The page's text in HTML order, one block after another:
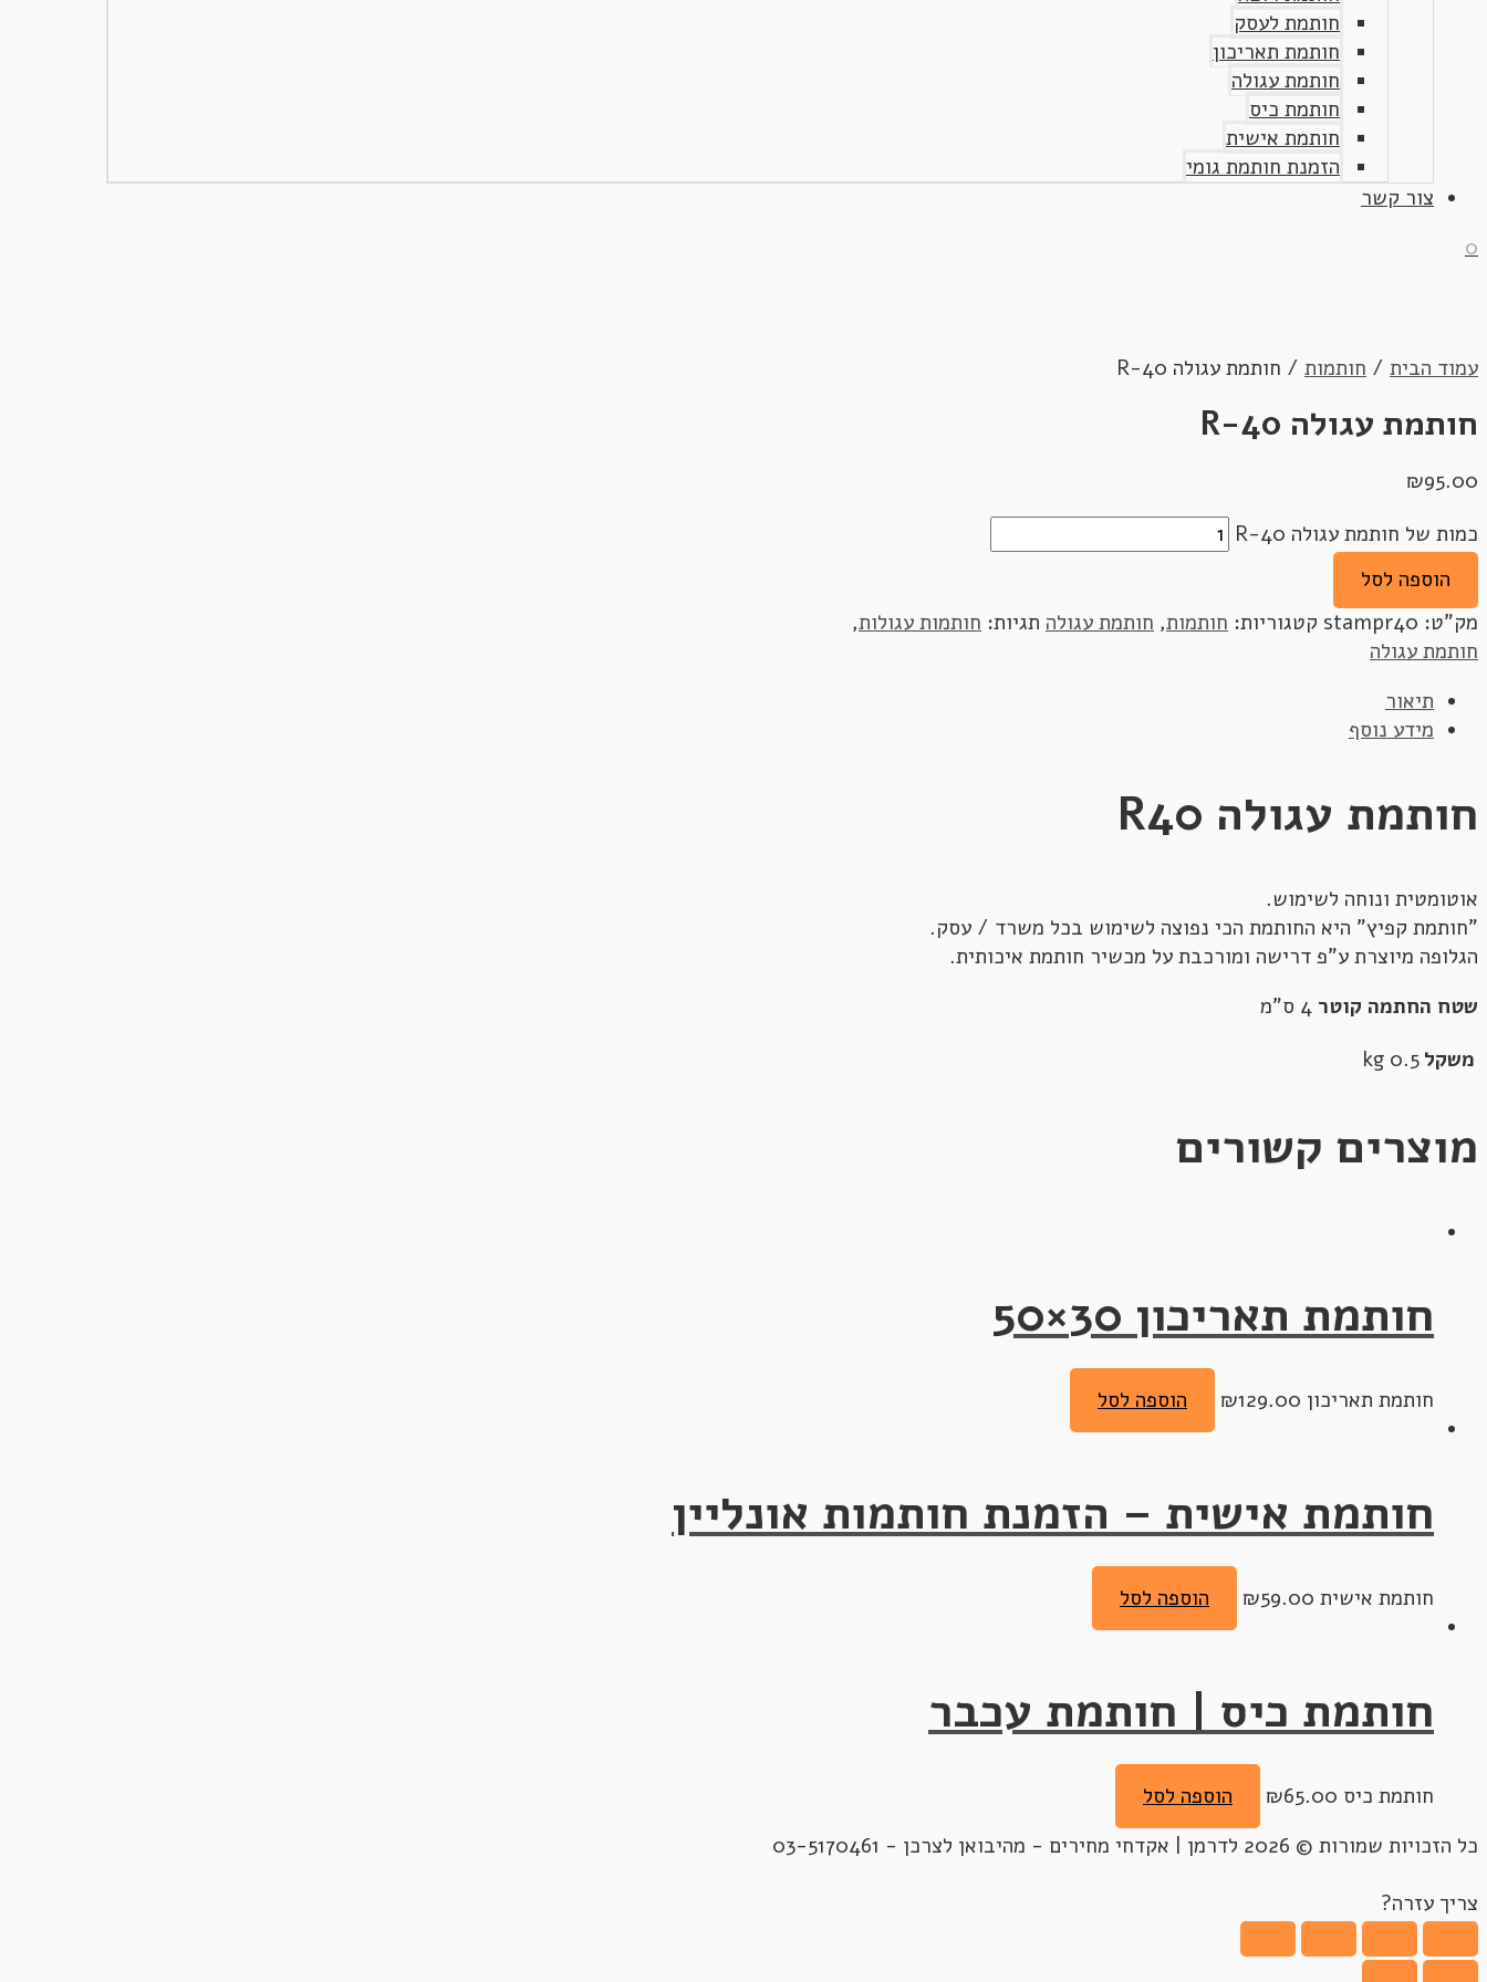
חותמת לעסק
חותמת תאריכון
חותמת עגולה
חותמת כיס
חותמת אישית
הזמנת חותמת גומי
צור קשר
0
עמוד הבית / חותמות / חותמת עגולה R-40
חותמת עגולה R-40
₪95.00
כמות של חותמת עגולה R-40
הוספה לסל
מק"ט: stampr40 קטגוריות: חותמות, חותמת עגולה תגיות: חותמות עגולות,
חותמת עגולה
תיאור
מידע נוסף
חותמת עגולה R40
אוטומטית ונוחה לשימוש.
"חותמת קפיץ" היא החותמת הכי נפוצה לשימוש בכל משרד / עסק.
הגלופה מיוצרת ע"פ דרישה ומורכבת על מכשיר חותמת איכותית.
שטח החתמה קוטר
משקל0.5 kg
מוצרים קשורים
חותמת תאריכון 30×50
חותמת תאריכון ₪129.00 הוספה לסל
חותמת אישית – הזמנת חותמות אונליין
חותמת אישית ₪59.00 הוספה לסל
חותמת כיס | חותמת עכבר
חותמת כיס ₪65.00
הוספה לסל
כל הזכויות שמורות © 2026 לדרמן | אקדחי מחירים - מהיבואן לצרכן - 03-5170461
צריך עזרה?